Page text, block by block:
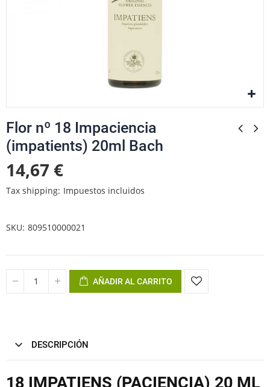
Flor nº 18 Impaciencia
(impatients) 20ml Bach
14,67 €
Tax shipping Impuestos incluidos
SKU 809510000021
AÑADIR AL CARRITO
DESCRIPCIÓN
18 IMPATIENS (PACIENCIA) 20 ML